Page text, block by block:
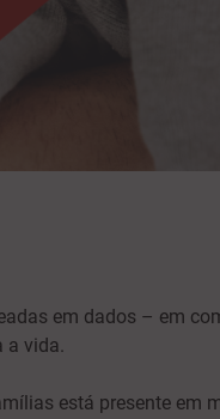
em dados – em
a vida.
está presente